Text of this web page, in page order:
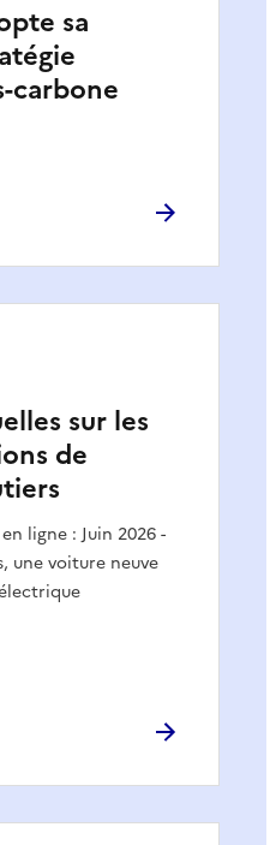
sa
carbone
sur les
de
ligne : Juin 2026 -
une voiture neuve